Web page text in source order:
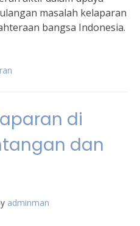
masalah kelaparan
bangsa Indonesia.
di
dan
adminman